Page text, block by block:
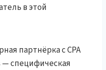
в этой
партнёрка с CPA
— специфическая